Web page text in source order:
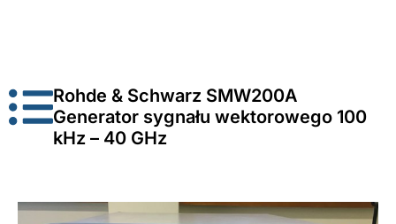
Rohde & Schwarz SMW200A
Generator sygnału wektorowego 100
kHz – 40 GHz